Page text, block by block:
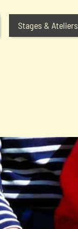
Stages & Ateliers